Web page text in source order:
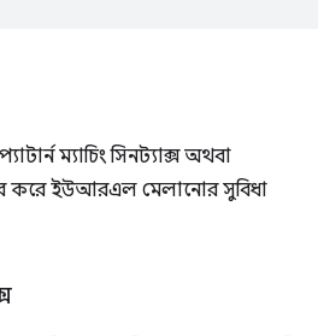
ম্যাচিং সিনট্যাক্স অথবা
করে ইউআরএল মেলানোর সুবিধা